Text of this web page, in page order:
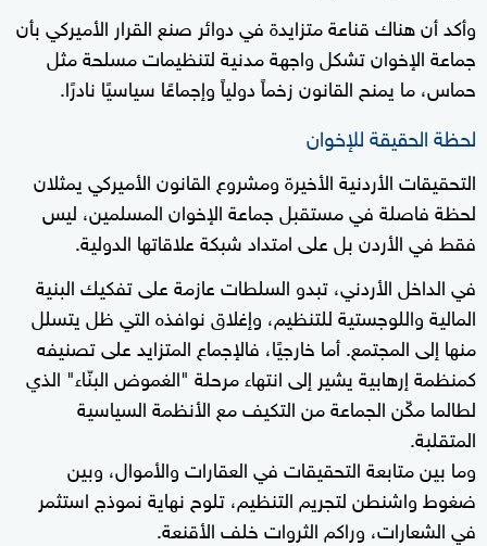
وأكد أن هناك قناعة متزايدة في دوائر صنع القرار الأميركي بأن
جماعة الإخوان تشكل واجهة مدنية لتنظيمات مسلحة مثل
حماس، ما يمنح القانون زخماً دولياً وإجماعًا سياسيًا نادرًا.
لحظة الحقيقة للإخوان
التحقيقات الأردنية الأخيرة ومشروع القانون الأميركي يمثلان
لحظة فاصلة في مستقبل جماعة الإخوان المسلمين، ليس
فقط في الأردن بل على امتداد شبكة علاقاتها الدولية.
في الداخل الأردني، تبدو السلطات عازمة على تفكيك البنية
المالية واللوجستية للتنظيم، وإغلاق نوافذه التي ظل يتسلل
منها إلى المجتمع. أما خارجيًا، فالإجماع المتزايد على تصنيفه
كمنظمة إرهابية يشير إلى انتهاء مرحلة "الغموض البنّاء" الذي
لطالما مكّن الجماعة من التكيف مع الأنظمة السياسية
المتقلبة.
وما بين متابعة التحقيقات في العقارات والأموال، وبين
ضغوط واشنطن لتجريم التنظيم، تلوح نهاية نموذج استثمر
في الشعارات، وراكم الثروات خلف الأقنعة.